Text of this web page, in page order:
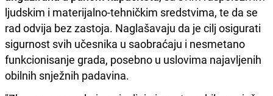
ljudskim i materijalno-tehničkim sredstvima, te da se
rad odvija bez zastoja. Naglašavaju da je cilj osigurati
sigurnost svih učesnika u saobraćaju i nesmetano
funkcionisanje grada, posebno u uslovima najavljenih
obilnih snježnih padavina.